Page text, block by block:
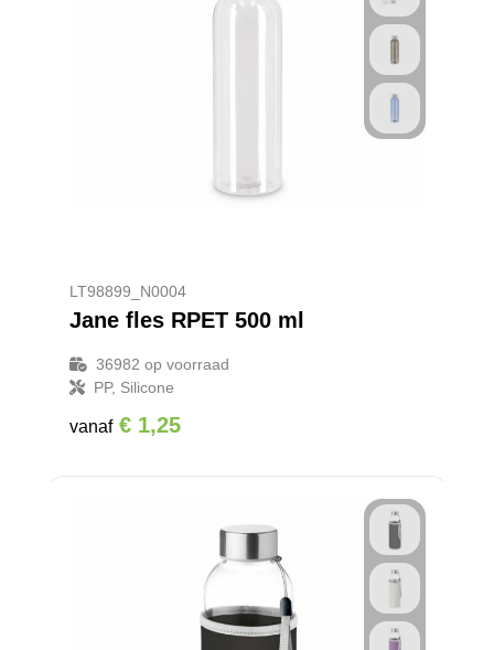
LT98899_N0004
Jane fles RPET 500 ml
36982 op voorraad
PP, Silicone
vanaf € 1,25